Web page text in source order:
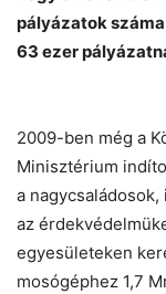
pályázatok
63 ezer
2009-ben még a
Minisztérium
a
az
egyesületeken
mosógéphez 1,7
Chat
Helló! Miben